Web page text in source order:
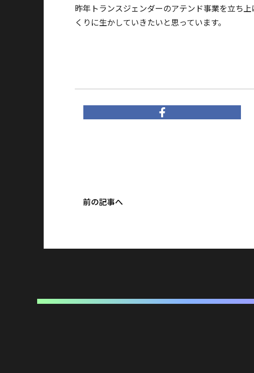
昨年トランスジェンダーのアテンド事業を立ち
くりに生かしていきたいと思っています。
前の記事へ